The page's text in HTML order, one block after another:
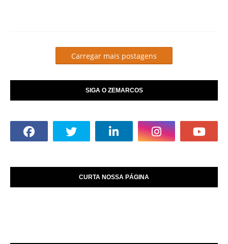
Carregar mais postagens
SIGA O ZEMARCOS
CURTA NOSSA PÁGINA